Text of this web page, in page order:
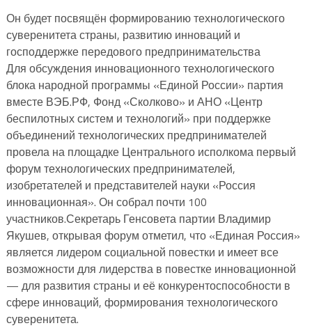
Он будет посвящён формированию технологического
суверенитета страны, развитию инноваций и
господдержке передового предпринимательства
Для обсуждения инновационного технологического
блока народной программы «Единой России» партия
вместе ВЭБ.РФ, Фонд «Сколково» и АНО «Центр
беспилотных систем и технологий» при поддержке
объединений технологических предпринимателей
провела на площадке Центрального исполкома первый
форум технологических предпринимателей,
изобретателей и представителей науки «Россия
инновационная». Он собрал почти 100
участников.Секретарь Генсовета партии Владимир
Якушев, открывая форум отметил, что «Единая Россия»
является лидером социальной повестки и имеет все
возможности для лидерства в повестке инновационной
— для развития страны и её конкурентоспособности в
сфере инноваций, формирования технологического
суверенитета.